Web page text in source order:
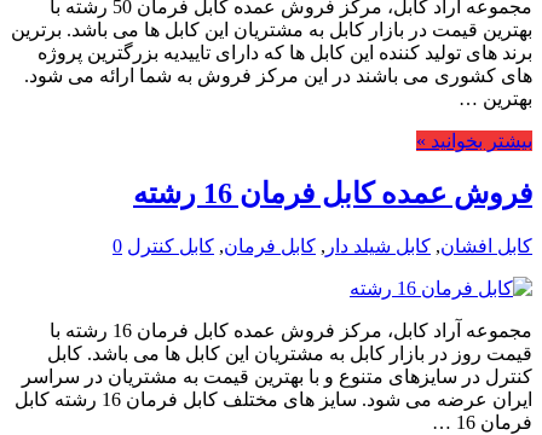
مجموعه آراد کابل، مرکز فروش عمده کابل فرمان 50 رشته با
بهترین قیمت در بازار کابل به مشتریان این کابل ها می باشد. برترین
برند های تولید کننده این کابل ها که دارای تاییدیه بزرگترین پروژه
های کشوری می باشند در این مرکز فروش به شما ارائه می شود.
بهترین …
بیشتر بخوانید »
فروش عمده کابل فرمان 16 رشته
کابل افشان, کابل شیلد دار , کابل فرمان, کابل کنترل 0
مجموعه آراد کابل، مرکز فروش عمده کابل فرمان 16 رشته با
قیمت روز در بازار کابل به مشتریان این کابل ها می باشد. کابل
کنترل در سایزهای متنوع و با بهترین قیمت به مشتریان در سراسر
ایران عرضه می شود. سایز های مختلف کابل فرمان 16 رشته کابل
فرمان 16 …